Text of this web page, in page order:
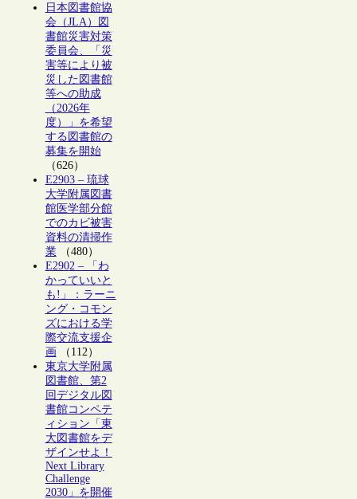
日本図書館協
会（JLA）図
書館災害対策
委員会、「災
害等により被
災した図書館
等への助成
（2026年
度）」を希望
する図書館の
募集を開始
（626）
E2903 – 琉球
大学附属図書
館医学部分館
でのカビ被害
資料の清掃作
業（480）
E2902 – 「わ
かっていいと
も!」：ラーニ
ング・コモン
ズにおける学
際交流支援企
画（112）
東京大学附属
図書館、第2
回デジタル図
書館コンペテ
ィション「東
大図書館をデ
ザインせよ！
Next Library
Challenge
2030」を開催